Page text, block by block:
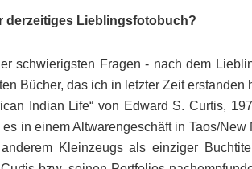
derzeitiges Lieblingsfotobuch?
schwierigsten Fragen - nach dem
Bücher, das ich in letzter Zeit erstanden
Indian Life“ von Edward S. Curtis,
in einem Altwarengeschäft in Taos/New
Kleinzeugs als einziger